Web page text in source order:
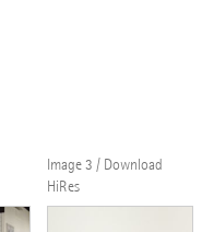
Image 3 / Download
HiRes